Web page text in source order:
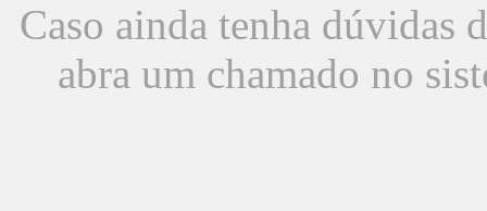
Caso ainda tenha dúvidas
abra um chamado no